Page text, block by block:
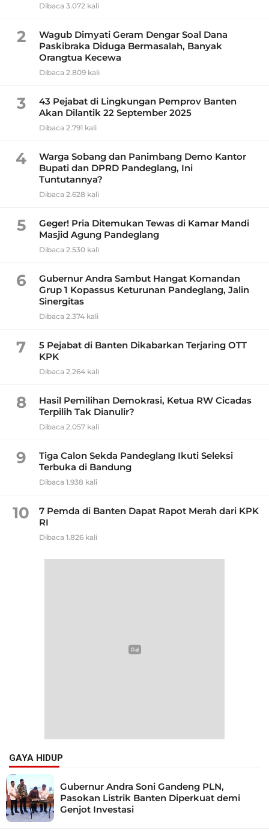
Dibaca 3.072 kali
2
Wagub Dimyati Geram Dengar Soal Dana
Paskibraka Diduga Bermasalah, Banyak
Orangtua Kecewa
Dibaca 2.809 kali
3
43 Pejabat di Lingkungan Pemprov Banten
Akan Dilantik 22 September 2025
Dibaca 2.791 kali
4
Warga Sobang dan Panimbang Demo Kantor
Bupati dan DPRD Pandeglang, Ini
Tuntutannya?
Dibaca 2.628 kali
5
Geger! Pria Ditemukan Tewas di Kamar Mandi
Masjid Agung Pandeglang
Dibaca 2.530 kali
6
Gubernur Andra Sambut Hangat Komandan
Grup 1 Kopassus Keturunan Pandeglang, Jalin
Sinergitas
Dibaca 2.374 kali
7
5 Pejabat di Banten Dikabarkan Terjaring OTT
KPK
Dibaca 2.264 kali
8
Hasil Pemilihan Demokrasi, Ketua RW Cicadas
Terpilih Tak Dianulir?
Dibaca 2.057 kali
9
Tiga Calon Sekda Pandeglang Ikuti Seleksi
Terbuka di Bandung
Dibaca 1.938 kali
10
7 Pemda di Banten Dapat Rapot Merah dari KPK
RI
Dibaca 1.826 kali
GAYA HIDUP
Gubernur Andra Soni Gandeng PLN,
Pasokan Listrik Banten Diperkuat demi
Genjot Investasi